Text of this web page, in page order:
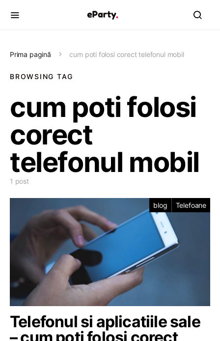
Prima pagină cum poti folosi corect telefonul mobil
BROWSING TAG
cum poti folosi
corect
telefonul mobil
1 post
blog Telefoane
Telefonul si aplicatiile sale